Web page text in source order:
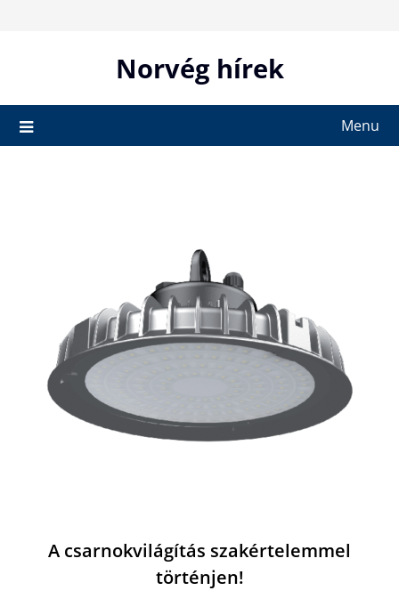
Norvég hírek
Menu
A csarnokvilágítás szakértelemmel
történjen!